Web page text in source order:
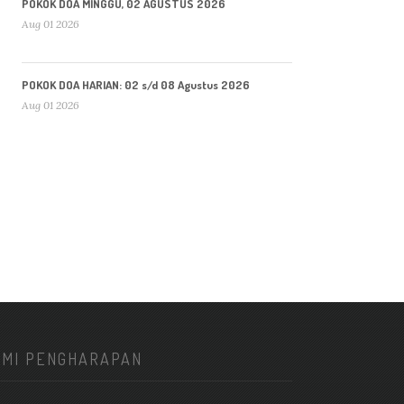
POKOK DOA MINGGU, 02 AGUSTUS 2026
Aug 01 2026
POKOK DOA HARIAN: 02 s/d 08 Agustus 2026
Aug 01 2026
PENGHARAPAN